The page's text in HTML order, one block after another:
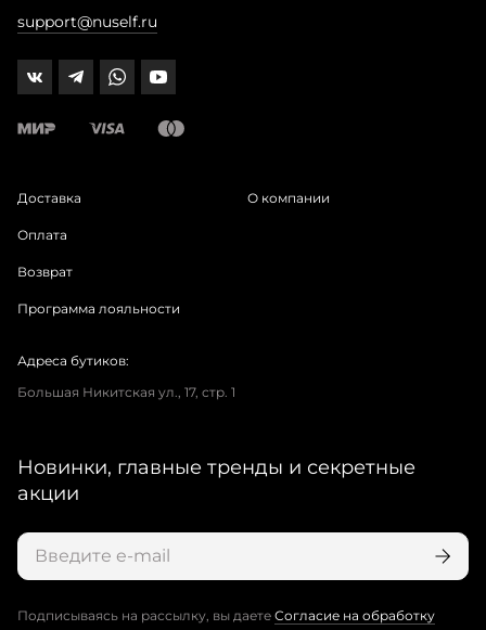
support@nuself.ru
Доставка
Оплата
Возврат
Программа лояльности
О компании
Адреса бутиков:
Большая Никитская ул., 17, стр. 1
Новинки, главные тренды и секретные
акции
Подписываясь на рассылку, вы даете Согласие на обработку